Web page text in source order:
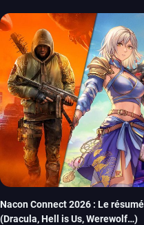
Nacon Connect 2026 : Le
(Dracula, Hell is Us, Werewolf…)